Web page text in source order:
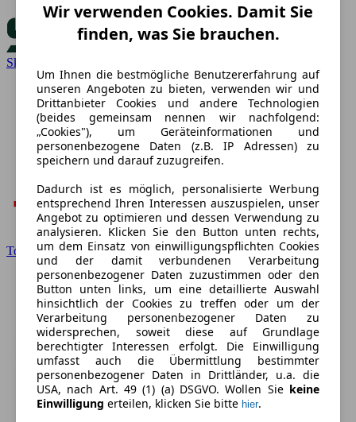
Skoda
Toyota
Wir verwenden Cookies. Damit Sie
finden, was Sie brauchen.
Um Ihnen die bestmögliche Benutzererfahrung auf
unseren Angeboten zu bieten, verwenden wir und
Drittanbieter Cookies und andere Technologien
(beides gemeinsam nennen wir nachfolgend:
„Cookies"), um Geräteinformationen und
personenbezogene Daten (z.B. IP Adressen) zu
speichern und darauf zuzugreifen.
Dadurch ist es möglich, personalisierte Werbung
entsprechend Ihren Interessen auszuspielen, unser
Angebot zu optimieren und dessen Verwendung zu
analysieren. Klicken Sie den Button unten rechts,
um dem Einsatz von einwilligungspflichten Cookies
und der damit verbundenen Verarbeitung
personenbezogener Daten zuzustimmen oder den
Button unten links, um eine detaillierte Auswahl
hinsichtlich der Cookies zu treffen oder um der
Verarbeitung personenbezogener Daten zu
widersprechen, soweit diese auf Grundlage
berechtigter Interessen erfolgt. Die Einwilligung
umfasst auch die Übermittlung bestimmter
personenbezogener Daten in Drittländer, u.a. die
USA, nach Art. 49 (1) (a) DSGVO. Wollen Sie keine
Einwilligung erteilen, klicken Sie bitte hier.